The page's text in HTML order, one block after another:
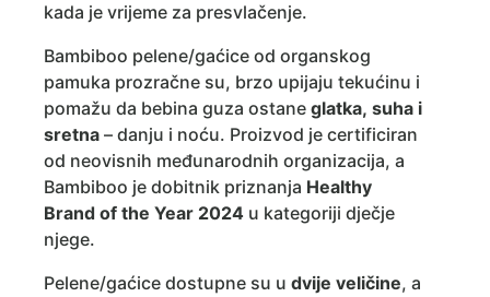
kada je vrijeme za presvlačenje.
Bambiboo pelene/gaćice od organskog
pamuka prozračne su, brzo upijaju tekućinu i
pomažu da bebina guza ostane glatka, suha i
sretna – danju i noću. Proizvod je certificiran
od neovisnih međunarodnih organizacija, a
Bambiboo je dobitnik priznanja Healthy
Brand of the Year 2024 u kategoriji dječje
njege.
Pelene/gaćice dostupne su u dvije veličine, a